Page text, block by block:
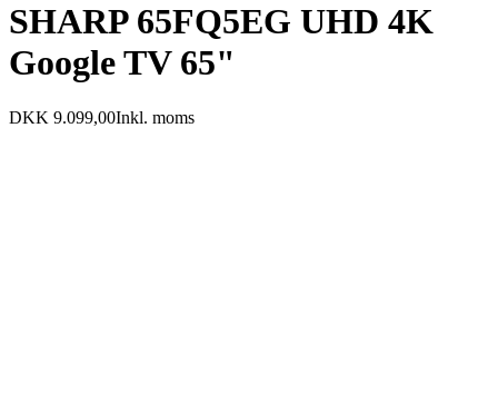
SHARP 65FQ5EG UHD 4K
Google TV 65"
DKK 9.099,00Inkl. moms